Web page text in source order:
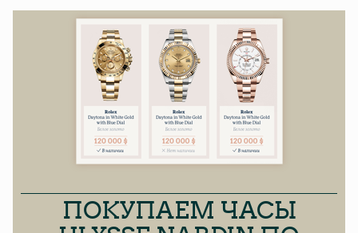
ПОКУПАЕМ ЧАСЫ